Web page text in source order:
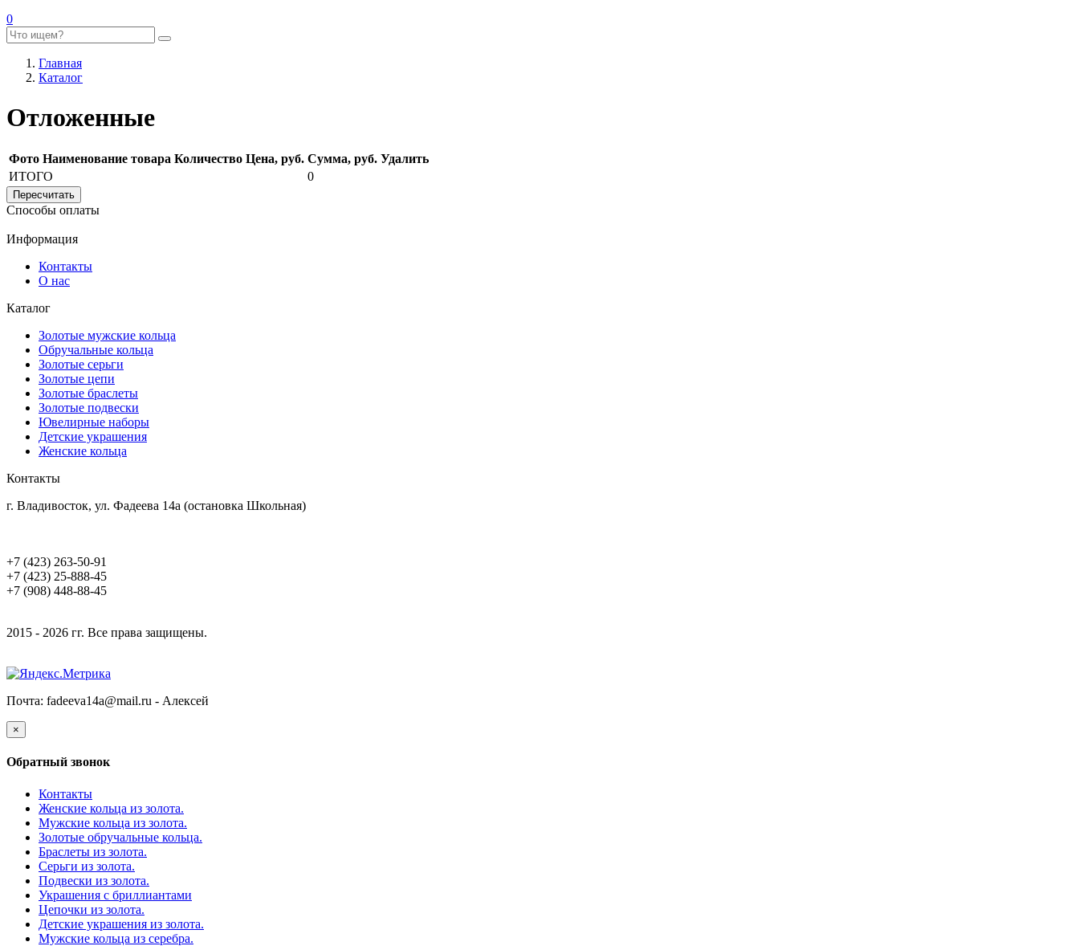
0
Главная
Каталог
Отложенные
Фото Наименование товара Количество Цена, руб. Сумма, руб. Удалить
ИТОГО
0
Способы оплаты
Информация
Контакты
О нас
Каталог
Золотые мужские кольца
Обручальные кольца
Золотые серьги
Золотые цепи
Золотые браслеты
Золотые подвески
Ювелирные наборы
Детские украшения
Женские кольца
Контакты
г. Владивосток, ул. Фадеева 14а (остановка Школьная)
+7 (423) 263-50-91
+7 (423) 25-888-45
+7 (908) 448-88-45
2015 - 2026 гг. Все права защищены.
Почта: fadeeva14a@mail.ru - Алексей
×
Обратный звонок
Контакты
Женские кольца из золота.
Мужские кольца из золота.
Золотые обручальные кольца.
Браслеты из золота.
Серьги из золота.
Подвески из золота.
Украшения с бриллиантами
Цепочки из золота.
Детские украшения из золота.
Мужские кольца из серебра.